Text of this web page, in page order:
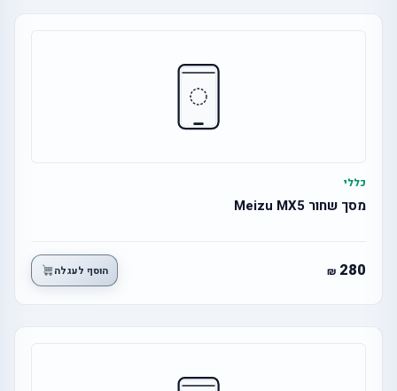
כללי
מסך שחור Meizu MX5
280 הוסף לעגלה